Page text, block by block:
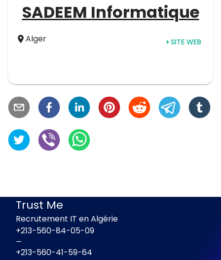
SADEEM Informatique
Alger SITE WEB
Trust Me
Recrutement IT en Algérie
+213-560-84-05-09
—
+213-560-41-59-64